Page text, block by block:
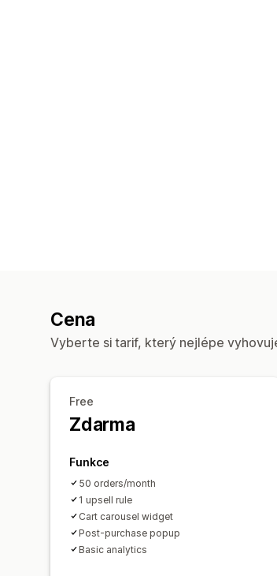
Cena
Vyberte si tarif, který nejlépe
Free
Zdarma
Funkce
50 orders/month
1 upsell rule
Cart carousel widget
Post-purchase popup
Basic analytics